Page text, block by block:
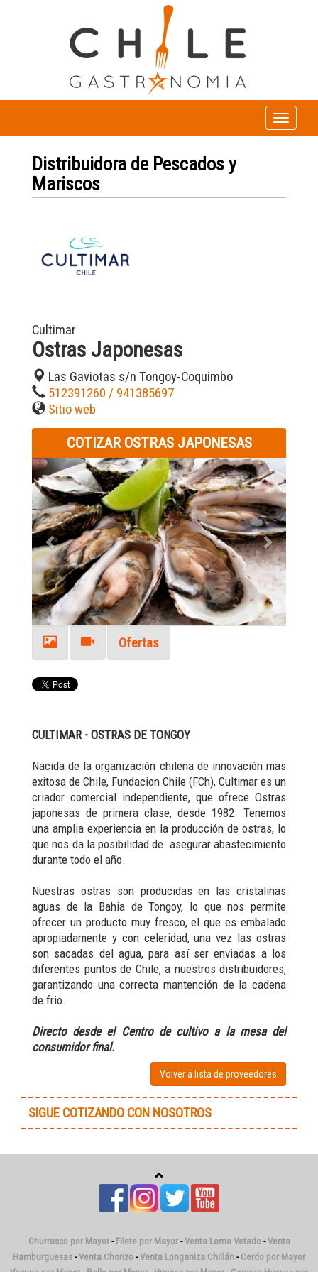
Toggle
navigation
Distribuidora de Pescados y
Mariscos
Cultimar
Ostras Japonesas
Las Gaviotas s/n Tongoy-Coquimbo
512391260 / 941385697
Sitio web
COTIZAR OSTRAS JAPONESAS
Previous
Next
Ofertas
CULTIMAR - OSTRAS DE TONGOY
Nacida de la organización chilena de innovación mas
exitosa de Chile, Fundacion Chile (FCh), Cultimar es un
criador comercial independiente, que ofrece Ostras
japonesas de primera clase, desde 1982. Tenemos
una amplia experiencia en la producción de ostras, lo
que nos da la posibilidad de asegurar abastecimiento
durante todo el año.
Nuestras ostras son producidas en las cristalinas
aguas de la Bahia de Tongoy, lo que nos permite
ofrecer un producto muy fresco, el que es embalado
apropiadamente y con celeridad, una vez las ostras
son sacadas del agua, para así ser enviadas a los
diferentes puntos de Chile, a nuestros distribuidores,
garantizando una correcta mantención de la cadena
de frio.
Directo desde el Centro de cultivo a la mesa del
consumidor final.
Volver a lista de proveedores
SIGUE COTIZANDO CON NOSOTROS
Churrasco por Mayor- Filete por Mayor-Venta Lomo Vetado-Venta
Hamburguesas -Venta Chorizo -Venta Longaniza Chillán - Cerdo por Mayor